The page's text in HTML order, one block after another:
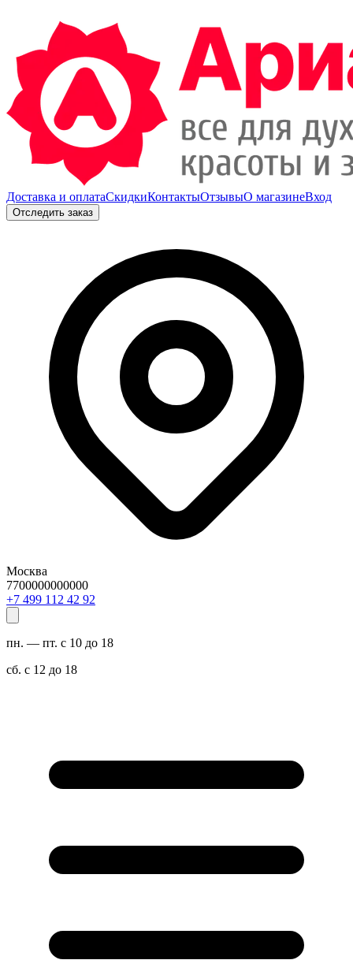
Доставка и оплатаСкидкиКонтактыОтзывыО магазинеВход
Отследить заказ
Москва
7700000000000
29 24 211 994 7+
пн. — пт. с 10 до 18
сб. с 12 до 18